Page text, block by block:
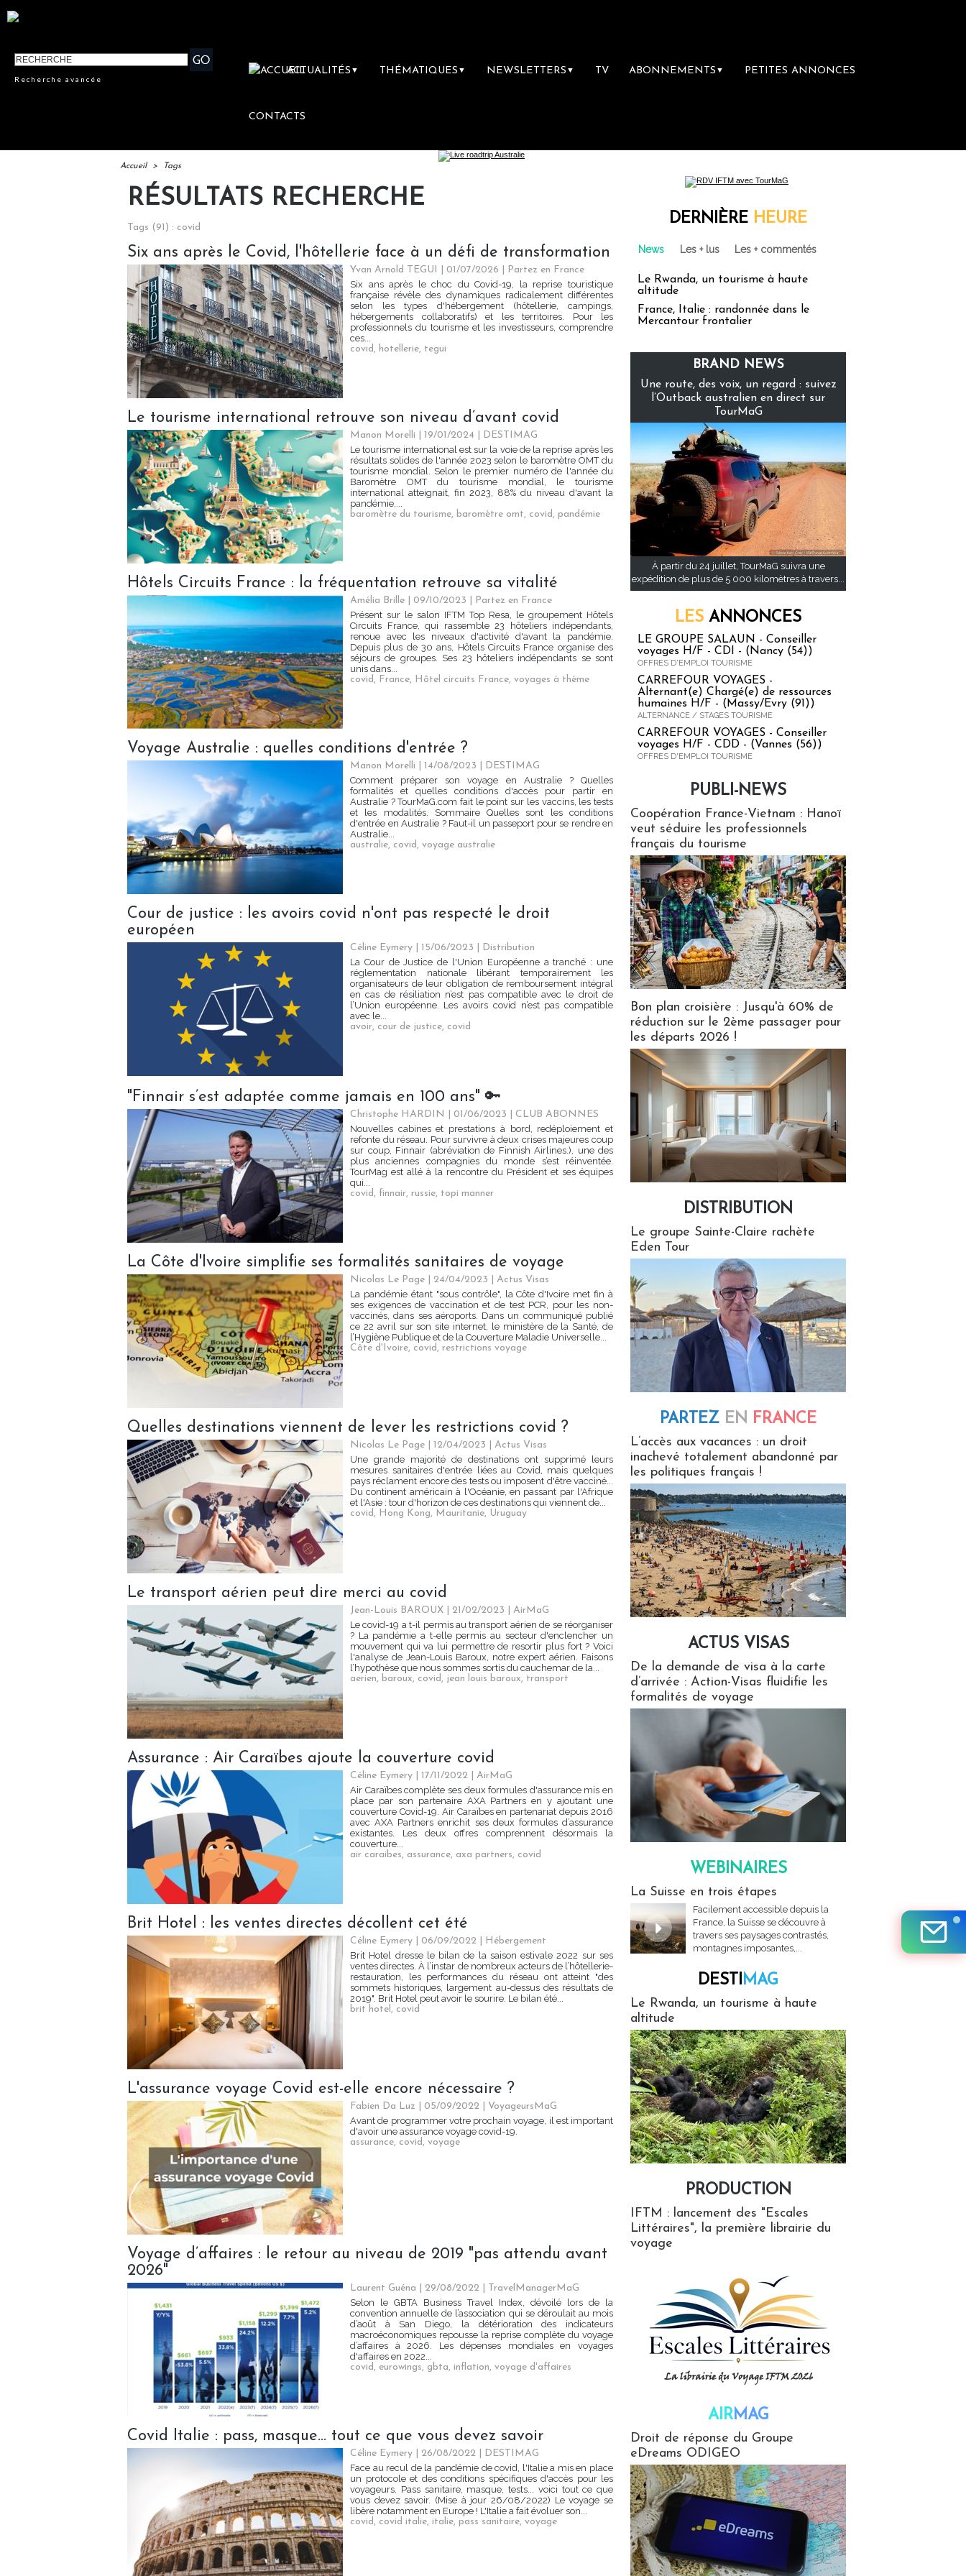
Recherche avancée
ACTUALITÉS ▼ THÉMATIQUES ▼ NEWSLETTERS ▼ TV ABONNEMENTS ▼ PETITES ANNONCES
CONTACTS
Accueil > Tags
RÉSULTATS RECHERCHE
Tags (91) : covid
Six ans après le Covid, l'hôtellerie face à un défi de transformation
Yvan Arnold TEGUI | 01/07/2026
Partez en France
Six ans après le choc du Covid-19, la reprise touristique
française révèle des dynamiques radicalement différentes
selon les types d'hébergement (hôtellerie, campings,
hébergements collaboratifs) et les territoires. Pour les
professionnels du tourisme et les investisseurs, comprendre
ces...
covid, hotellerie, tegui
Le tourisme international retrouve son niveau d’avant covid
Manon Morelli | 19/01/2024
DESTIMAG
Le tourisme international est sur la voie de la reprise après les
résultats solides de l'année 2023 selon le baromètre OMT du
tourisme mondial. Selon le premier numéro de l'année du
Baromètre OMT du tourisme mondial, le tourisme
international atteignait, fin 2023, 88% du niveau d'avant la
pandémie,...
baromètre du tourisme, baromètre omt, covid, pandémie
Hôtels Circuits France : la fréquentation retrouve sa vitalité
Amélia Brille | 09/10/2023
Partez en France
Présent sur le salon IFTM Top Resa, le groupement Hôtels
Circuits France, qui rassemble 23 hôteliers indépendants,
renoue avec les niveaux d'activité d'avant la pandémie.
Depuis plus de 30 ans, Hôtels Circuits France organise des
séjours de groupes. Ses 23 hôteliers indépendants se sont
unis dans...
covid, France, Hôtel circuits France, voyages à thème
Voyage Australie : quelles conditions d'entrée ?
Manon Morelli | 14/08/2023
DESTIMAG
Comment préparer son voyage en Australie ? Quelles
formalités et quelles conditions d'accès pour partir en
Australie ? TourMaG.com fait le point sur les vaccins, les tests
et les modalités. Sommaire Quelles sont les conditions
d'entrée en Australie ? Faut-il un passeport pour se rendre en
Australie...
australie, covid, voyage australie
Cour de justice : les avoirs covid n'ont pas respecté le droit
européen
Céline Eymery | 15/06/2023
Distribution
La Cour de Justice de l'Union Européenne a tranché : une
réglementation nationale libérant temporairement les
organisateurs de leur obligation de remboursement intégral
en cas de résiliation n’est pas compatible avec le droit de
l’Union européenne. Les avoirs covid n’est pas compatible
avec le...
avoir, cour de justice, covid
"Finnair s’est adaptée comme jamais en 100 ans" 🔑
Christophe HARDIN | 01/06/2023
CLUB ABONNES
Nouvelles cabines et prestations à bord, redéploiement et
refonte du réseau. Pour survivre à deux crises majeures coup
sur coup, Finnair (abréviation de Finnish Airlines.), une des
plus anciennes compagnies du monde s’est réinventée.
TourMag est allé à la rencontre du Président et ses équipes
qui...
covid, finnair, russie, topi manner
La Côte d'Ivoire simplifie ses formalités sanitaires de voyage
Nicolas Le Page | 24/04/2023
Actus Visas
La pandémie étant "sous contrôle", la Côte d'Ivoire met fin à
ses exigences de vaccination et de test PCR, pour les non-
vaccinés, dans ses aéroports. Dans un communiqué publié
ce 22 avril sur son site internet, le ministère de la Santé, de
l’Hygiène Publique et de la Couverture Maladie Universelle...
Côte d'Ivoire, covid, restrictions voyage
Quelles destinations viennent de lever les restrictions covid ?
Nicolas Le Page | 12/04/2023
Actus Visas
Une grande majorité de destinations ont supprimé leurs
mesures sanitaires d'entrée liées au Covid, mais quelques
pays réclament encore des tests ou imposent d'être vacciné...
Du continent américain à l'Océanie, en passant par l'Afrique
et l'Asie : tour d'horizon de ces destinations qui viennent de...
covid, Hong Kong, Mauritanie, Uruguay
Le transport aérien peut dire merci au covid
Jean-Louis BAROUX | 21/02/2023
AirMaG
Le covid-19 a t-il permis au transport aérien de se réorganiser
? La pandémie a t-elle permis au secteur d'enclencher un
mouvement qui va lui permettre de resortir plus fort ? Voici
l'analyse de Jean-Louis Baroux, notre expert aérien. Faisons
l’hypothèse que nous sommes sortis du cauchemar de la...
aerien, baroux, covid, jean louis baroux, transport
Assurance : Air Caraïbes ajoute la couverture covid
Céline Eymery | 17/11/2022
AirMaG
Air Caraïbes complète ses deux formules d'assurance mis en
place par son partenaire AXA Partners en y ajoutant une
couverture Covid-19. Air Caraïbes en partenariat depuis 2016
avec AXA Partners enrichit ses deux formules d’assurance
existantes. Les deux offres comprennent désormais la
couverture...
air caraibes, assurance, axa partners, covid
Brit Hotel : les ventes directes décollent cet été
Céline Eymery | 06/09/2022
Hébergement
Brit Hotel dresse le bilan de la saison estivale 2022 sur ses
ventes directes. À l’instar de nombreux acteurs de l’hôtellerie-
restauration, les performances du réseau ont atteint "des
sommets historiques, largement au-dessus des résultats de
2019". Brit Hotel peut avoir le sourire. Le bilan été...
brit hotel, covid
L'assurance voyage Covid est-elle encore nécessaire ?
Fabien Da Luz | 05/09/2022
VoyageursMaG
Avant de programmer votre prochain voyage, il est important
d'avoir une assurance voyage covid-19.
assurance, covid, voyage
Voyage d’affaires : le retour au niveau de 2019 "pas attendu avant
2026"
Laurent Guéna | 29/08/2022
TravelManagerMaG
Selon le GBTA Business Travel Index, dévoilé lors de la
convention annuelle de l’association qui se déroulait au mois
d’août à San Diego, la détérioration des indicateurs
macroéconomiques repousse la reprise complète du voyage
d’affaires à 2026. Les dépenses mondiales en voyages
d'affaires en 2022...
covid, eurowings, gbta, inflation, voyage d'affaires
Covid Italie : pass, masque... tout ce que vous devez savoir
Céline Eymery | 26/08/2022
DESTIMAG
Face au recul de la pandémie de covid, l'Italie a mis en place
un protocole et des conditions spécifiques d'accès pour les
voyageurs. Pass sanitaire, masque, tests... voici tout ce que
vous devez savoir. (Mise à jour 26/08/2022) Le voyage se
libère notamment en Europe ! L'Italie a fait évoluer son...
covid, covid italie, italie, pass sanitaire, voyage
DERNIÈRE HEURE
News Les + lus Les + commentés
Le Rwanda, un tourisme à haute
altitude
France, Italie : randonnée dans le
Mercantour frontalier
BRAND NEWS
Une route, des voix, un regard : suivez
l’Outback australien en direct sur
TourMaG
À partir du 24 juillet, TourMaG suivra une
expédition de plus de 5 000 kilomètres à travers...
LES ANNONCES
LE GROUPE SALAUN - Conseiller
voyages H/F - CDI - (Nancy (54))
OFFRES D'EMPLOI TOURISME
CARREFOUR VOYAGES -
Alternant(e) Chargé(e) de ressources
humaines H/F - (Massy/Evry (91))
ALTERNANCE / STAGES TOURISME
CARREFOUR VOYAGES - Conseiller
voyages H/F - CDD - (Vannes (56))
OFFRES D'EMPLOI TOURISME
PUBLI-NEWS
Coopération France-Vietnam : Hanoï
veut séduire les professionnels
français du tourisme
Bon plan croisière : Jusqu'à 60% de
réduction sur le 2ème passager pour
les départs 2026 !
DISTRIBUTION
Le groupe Sainte-Claire rachète
Eden Tour
PARTEZ EN FRANCE
L’accès aux vacances : un droit
inachevé totalement abandonné par
les politiques français !
ACTUS VISAS
De la demande de visa à la carte
d’arrivée : Action-Visas fluidifie les
formalités de voyage
WEBINAIRES
La Suisse en trois étapes
Facilement accessible depuis la
France, la Suisse se découvre à
travers ses paysages contrastés,
montagnes imposantes,...
DESTIMAG
Le Rwanda, un tourisme à haute
altitude
PRODUCTION
IFTM : lancement des "Escales
Littéraires", la première librairie du
voyage
AIRMAG
Droit de réponse du Groupe
eDreams ODIGEO